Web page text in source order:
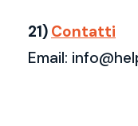
21) Contatti
Email: